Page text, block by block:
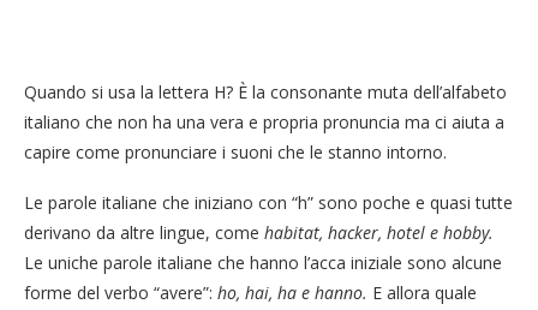
Quando si usa la lettera H? È la consonante muta dell’alfabeto
italiano che non ha una vera e propria pronuncia ma ci aiuta a
capire come pronunciare i suoni che le stanno intorno.
Le parole italiane che iniziano con “h” sono poche e quasi tutte
derivano da altre lingue, come habitat, hacker, hotel e hobby.
Le uniche parole italiane che hanno l’acca iniziale sono alcune
forme del verbo “avere”: ho, hai, ha e hanno. E allora quale